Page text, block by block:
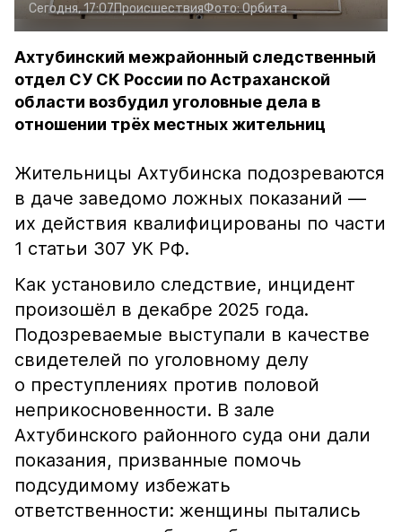
Сегодня, 17:07ПроисшествияФото:Орбита
Ахтубинский межрайонный следственный
отдел СУ СК России по Астраханской
области возбудил уголовные дела в
отношении трёх местных жительниц
Жительницы Ахтубинска подозреваются
в даче заведомо ложных показаний —
их действия квалифицированы по части
1 статьи 307 УК РФ.
Как установило следствие, инцидент
произошёл в декабре 2025 года.
Подозреваемые выступали в качестве
свидетелей по уголовному делу
о преступлениях против половой
неприкосновенности. В зале
Ахтубинского районного суда они дали
показания, призванные помочь
подсудимому избежать
ответственности: женщины пытались